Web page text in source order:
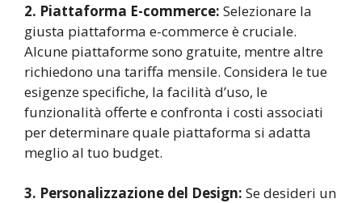
2. Piattaforma E-commerce: Selezionare la
giusta piattaforma e-commerce è cruciale.
Alcune piattaforme sono gratuite, mentre altre
richiedono una tariffa mensile. Considera le tue
esigenze specifiche, la facilità d’uso, le
funzionalità offerte e confronta i costi associati
per determinare quale piattaforma si adatta
meglio al tuo budget.
3. Personalizzazione del Design: Se desideri un